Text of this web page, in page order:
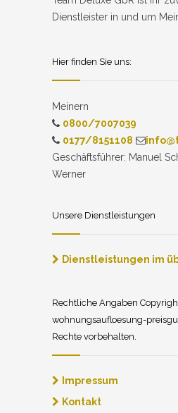
Dienstleister in und um
Hier finden Sie uns:
Meinern
0800/7007039
0177/8151108
Geschäftsführer: Manuel
Werner
Unsere Dienstleistungen
Dienstleistungen im
Rechtliche Angaben
wohnungsaufloesung-
Rechte vorbehalten.
Impressum
Kontakt